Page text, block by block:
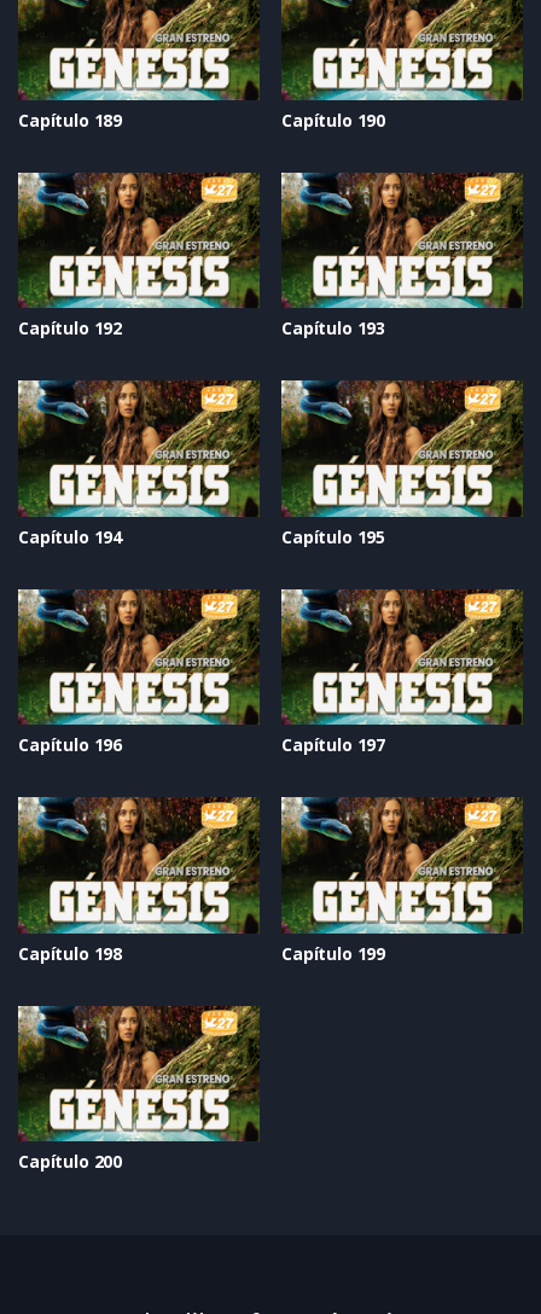
Capítulo 189 Capítulo 190
Capítulo 192 Capítulo 193
Capítulo 194 Capítulo 195
Capítulo 196 Capítulo 197
Capítulo 198 Capítulo 199
Capítulo 200